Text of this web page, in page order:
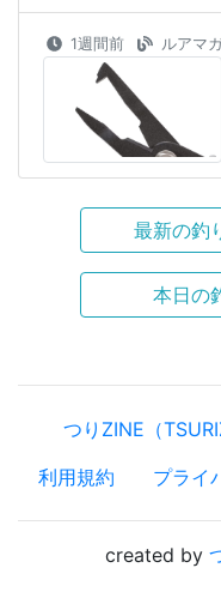
1週間前 ルアマ
最新の釣
本日の
つりZINE（
利用規約
プライ
created by